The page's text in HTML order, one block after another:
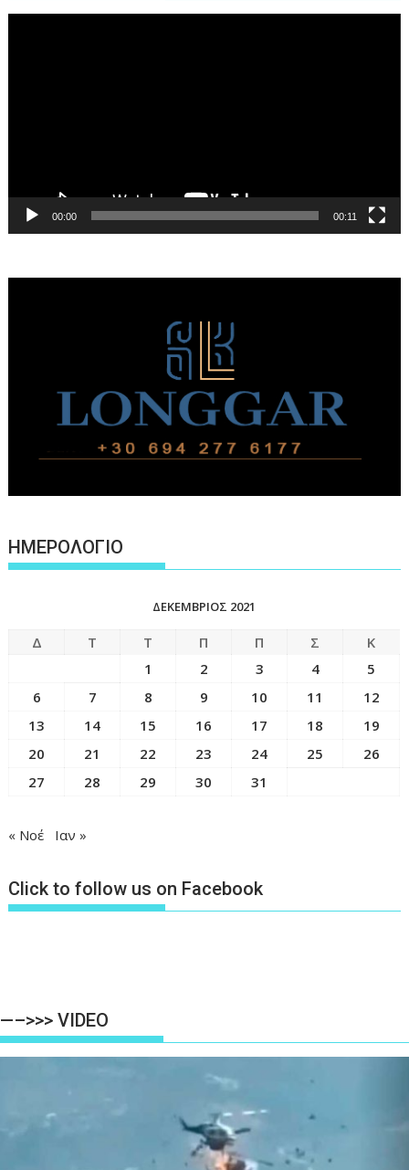
00:00 00:11
ΗΜΕΡΟΛΟΓΙΟ
ΔΕΚΈΜΒΡΙΟΣ 2021
Δ Τ Τ Π Π Σ
Κ
1
2 3 4
5
6
7 8 9 10 11
12
13
14 15 16 17 18
19
20
21 22 23 24 25
26
27
28 29 30 31
« Νοέ Ιαν »
Click to follow us on Facebook
—–>>> VIDEO